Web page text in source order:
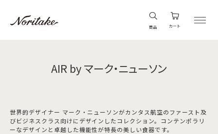
商品 カート
AIR by マーク・ニューソン
世界的デザイナー マーク・ニューソンがカンタス航空のファースト及
びビジネスクラス向けにデザインしたコレクション。コンテンポラリ
ーなデザインと卓越した機能性が特長の美しい食器です。